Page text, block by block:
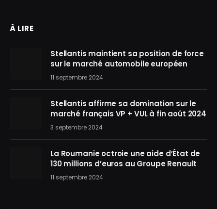
À LIRE
Stellantis maintient sa position de force
sur le marché automobile européen
11 septembre 2024
Stellantis affirme sa domination sur le
marché français VP + VUL à fin août 2024
3 septembre 2024
La Roumanie octroie une aide d’État de
130 millions d’euros au Groupe Renault
11 septembre 2024